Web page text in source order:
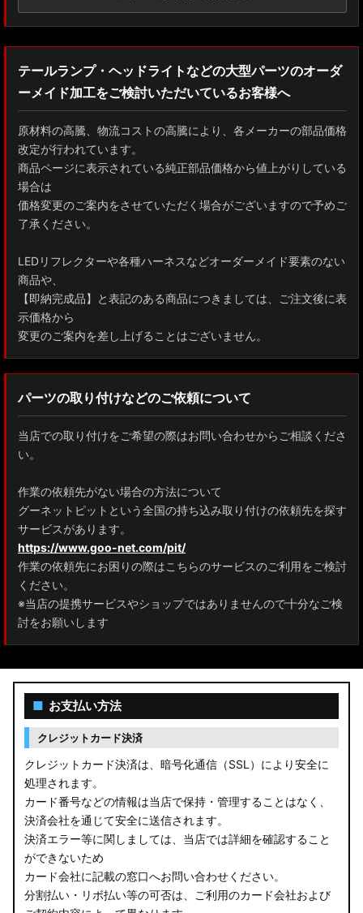
テールランプ・ヘッドライトなどの大型パーツのオーダ
ーメイド加工をご検討いただいているお客様へ
原材料の高騰、物流コストの高騰により、各メーカーの部品価格
改定が行われています。
商品ページに表示されている純正部品価格から値上がりしている
場合は
価格変更のご案内をさせていただく場合がございますので予めご
了承ください。
LEDリフレクターや各種ハーネスなどオーダーメイド要素のない
商品や、
【即納完成品】と表記のある商品につきましては、ご注文後に表
示価格から
変更のご案内を差し上げることはございません。
パーツの取り付けなどのご依頼について
当店での取り付けをご希望の際はお問い合わせからご相談くださ
い。
作業の依頼先がない場合の方法について
グーネットピットという全国の持ち込み取り付けの依頼先を探す
サービスがあります。
https://www.goo-net.com/pit/
作業の依頼先にお困りの際はこちらのサービスのご利用をご検討
ください。
※当店の提携サービスやショップではありませんので十分なご検
討をお願いします
■ お支払い方法
クレジットカード決済
クレジットカード決済は、暗号化通信（SSL）により安全に
処理されます。
カード番号などの情報は当店で保持・管理することはなく、
決済会社を通じて安全に送信されます。
決済エラー等に関しましては、当店では詳細を確認すること
ができないため
カード会社に記載の窓口へお問い合わせください。
分割払い・リボ払い等の可否は、ご利用のカード会社および